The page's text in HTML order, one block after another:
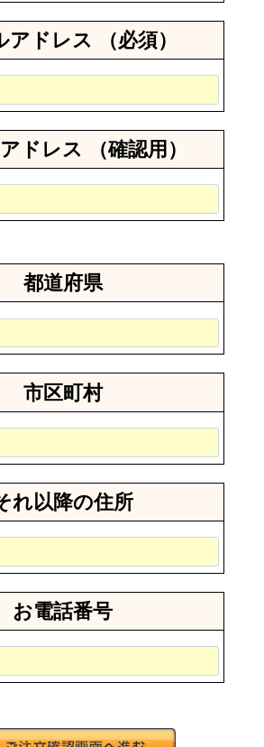
アドレス （必須）
ドレス （確認用）
都道府県
市区町村
れ以降の住所
お電話番号